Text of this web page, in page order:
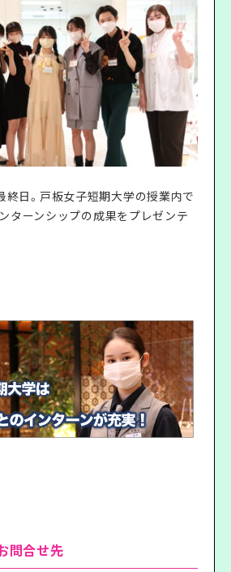
終日。戸板女子短期大学の授業内で
ターンシップの成果をプレゼンテ
問合せ先